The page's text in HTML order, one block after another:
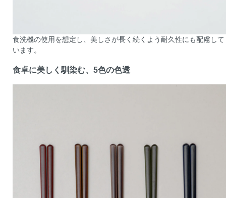
食洗機の使用を想定し、美しさが長く続くよう耐久性にも配慮して
います。
食卓に美しく馴染む、5色の色透